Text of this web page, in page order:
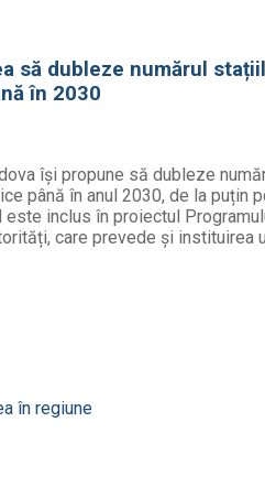
să dubleze numărul
în 2030
își propune să dubleze
până în anul 2030, de la puțin
este inclus în proiectul
care prevede și instituirea
în regiune